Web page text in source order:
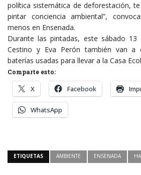
política sistemática de deforestación,
pintar conciencia ambiental”,
menos en Ensenada.
Durante las pintadas, este sábado
Cestino y Eva Perón también van a
baterías usadas para llevar a la Casa
Comparte esto:
X Facebook
WhatsApp
ETIQUETAS AMBIENTE ENSENADA